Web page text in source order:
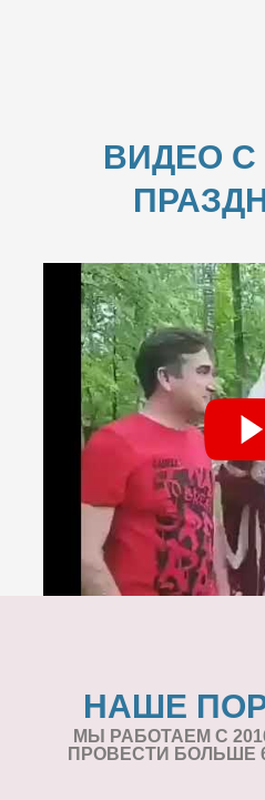
ВИДЕО
НАШЕ
МЫ РАБОТАЕМ С
ПРОВЕСТИ БОЛЬШЕ